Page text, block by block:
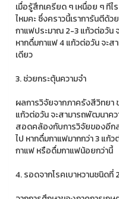
เมื่อรู้สึกเครียด ๆ เหนื่อย ๆ ที
ไหมคะ ซึ่งคราวนี้เราการันตีด้
กาแฟประมาณ 2-3 แก้วต่อวัน
หากดื่มกาแฟ 4 แก้วต่อวัน จะ
เดียว
3. ช่วยกระตุ้นความจำ
ผลการวิจัยจากภาครังสีวิทยา
แก้วต่อวัน จะสามารถพัฒนาค
สอดคล้องกับการวิจัยของอีก
ไป หากดื่มกาแฟมากกว่า 3 แก้
กาแฟ หรือดื่มกาแฟน้อยกว่านี้
4. รอดจากโรคเบาหวานชนิดที่ 2